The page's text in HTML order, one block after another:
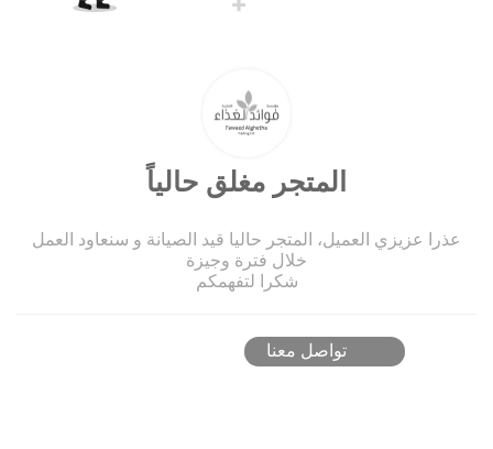
المتجر مغلق حالياً
عذرا عزيزي العميل، المتجر حاليا قيد الصيانة و سنعاود العمل
خلال فترة وجيزة
شكرا لتفهمكم
تواصل معنا